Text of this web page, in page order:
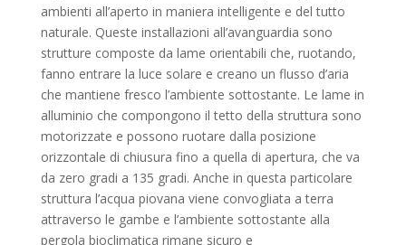
ambienti all’aperto in maniera intelligente e del tutto
naturale. Queste installazioni all’avanguardia sono
strutture composte da lame orientabili che, ruotando,
fanno entrare la luce solare e creano un flusso d’aria
che mantiene fresco l’ambiente sottostante. Le lame in
alluminio che compongono il tetto della struttura sono
motorizzate e possono ruotare dalla posizione
orizzontale di chiusura fino a quella di apertura, che va
da zero gradi a 135 gradi. Anche in questa particolare
struttura l’acqua piovana viene convogliata a terra
attraverso le gambe e l’ambiente sottostante alla
pergola bioclimatica rimane sicuro e